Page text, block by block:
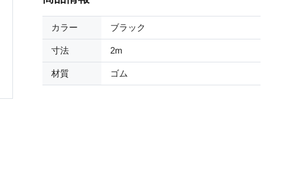
カラー ブラック
寸法 2m
材質 ゴム